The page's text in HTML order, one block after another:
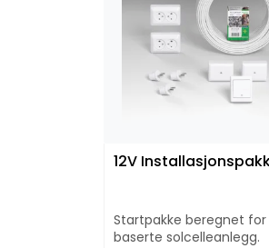
12V
Startpakke beregnet for
baserte solcelleanlegg.